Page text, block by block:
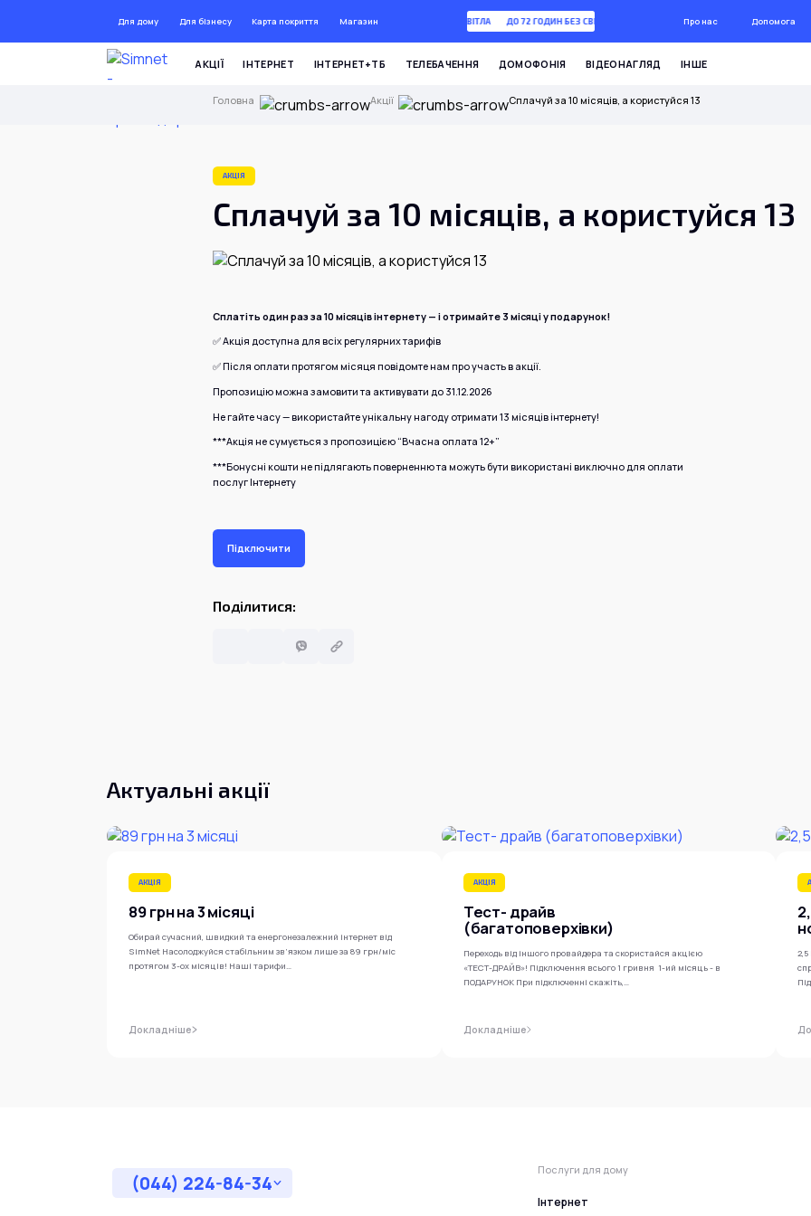
Для дому Для бізнесу Карта покриття Магазин ДО 72 ГОДИН БЕЗ СВІТЛА ДО 72 ГОДИН БЕЗ СВІТЛА Про нас Допомога
АКЦІЇ ІНТЕРНЕТ ІНТЕРНЕТ+ТБ ТЕЛЕБАЧЕННЯ ДОМОФОНІЯ ВІДЕОНАГЛЯД ІНШЕ
Головна Акції Сплачуй за 10 місяців, а користуйся 13
АКЦІЯ
Сплачуй за 10 місяців, а користуйся 13
Сплатіть один раз за 10 місяців інтернету — і отримайте 3 місяці у подарунок!
✅ Акція доступна для всіх регулярних тарифів
✅ Після оплати протягом місяця повідомте нам про участь в акції.
Пропозицію можна замовити та активувати до 31.12.2026
Не гайте часу — використайте унікальну нагоду отримати 13 місяців інтернету!
***Акція не сумується з пропозицією “Вчасна оплата 12+”
***Бонусні кошти не підлягають поверненню та можуть бути використані виключно для оплати
послуг Інтернету
Підключити
Поділитися:
Актуальні акції
АКЦІЯ
89 грн на 3 місяці
Обирай сучасний, швидкий та енергонезалежний інтернет від
SimNet Насолоджуйся стабільним зв’язком лише за 89 грн/міс
протягом 3-ох місяців! Наші тарифи…
Докладніше
АКЦІЯ
Тест- драйв
(багатоповерхівки)
Переходь від іншого провайдера та скористайся акцією
«ТЕСТ-ДРАЙВ»! Підключення всього 1 гривня 1-ий місяць - в
ПОДАРУНОК При підключенні скажіть,…
Докладніше
2,5
(044) 224-84-34
Послуги для дому
Інтернет